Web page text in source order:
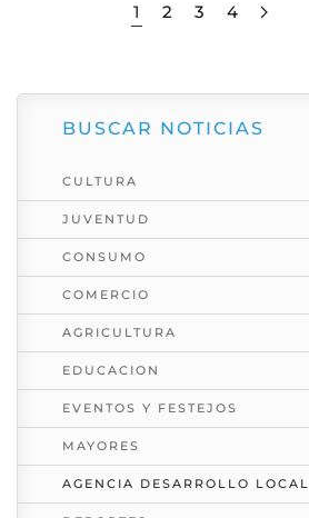
1 2 3 4
BUSCAR NOTICIAS
CULTURA
JUVENTUD
CONSUMO
COMERCIO
AGRICULTURA
EDUCACION
EVENTOS Y FESTEJOS
MAYORES
AGENCIA DESARROLLO LOCAL